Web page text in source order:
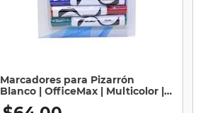
Marcadores para Pizarrón
Blanco | OfficeMax | Multicolor |
4 Piezas